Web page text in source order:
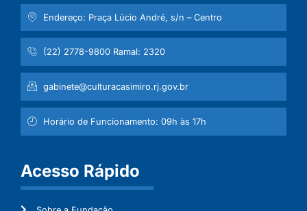
Endereço: Praça Lúcio André, s/n – Centro
(22) 2778-9800 Ramal: 2320
gabinete@culturacasimiro.rj.gov.br
Horário de Funcionamento: 09h às 17h
Acesso Rápido